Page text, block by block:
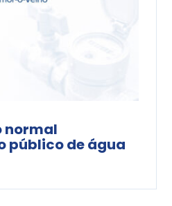
normal
público de água